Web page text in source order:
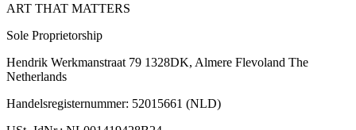
ART THAT MATTERS
Sole Proprietorship
Hendrik Werkmanstraat 79 1328DK, Almere Flevoland The
Netherlands
Handelsregisternummer: 52015661 (NLD)